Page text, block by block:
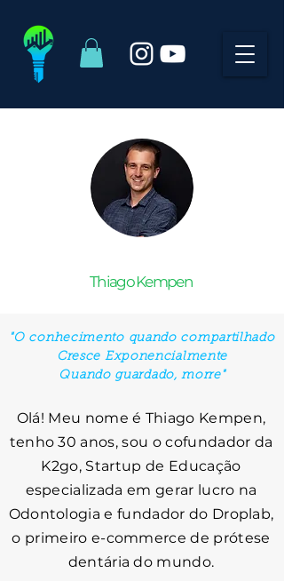
Thiago Kempen
"O conhecimento quando compartilhado
Cresce Exponencialmente
Quando guardado, morre"
Olá! Meu nome é Thiago Kempen,
tenho 30 anos, sou o cofundador da
K2go, Startup de Educação
especializada em gerar lucro na
Odontologia e fundador do Droplab,
o primeiro e-commerce de prótese
dentária do mundo.